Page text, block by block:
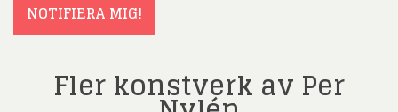
NOTIFIERA MIG!
Fler konstverk av Per